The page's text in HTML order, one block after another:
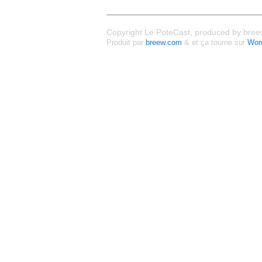
Copyright Le PoteCast, produced by
Produit par breew.com & et ça tourne sur